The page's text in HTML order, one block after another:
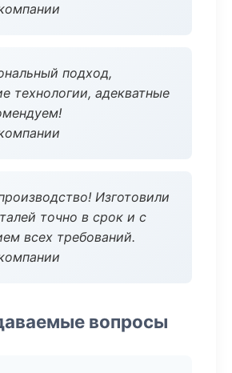
подход,
технологии, адекватные
Изготовили
точно в срок и с
всех требований.
вопросы